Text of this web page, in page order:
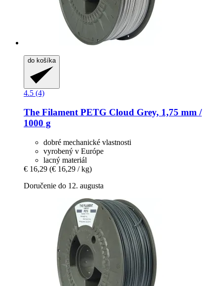
do košíka
4.5 (4)
The Filament PETG Cloud Grey, 1,75 mm /
1000 g
dobré mechanické vlastnosti
vyrobený v Európe
lacný materiál
€ 16,29 (€ 16,29 / kg)
Doručenie do 12. augusta